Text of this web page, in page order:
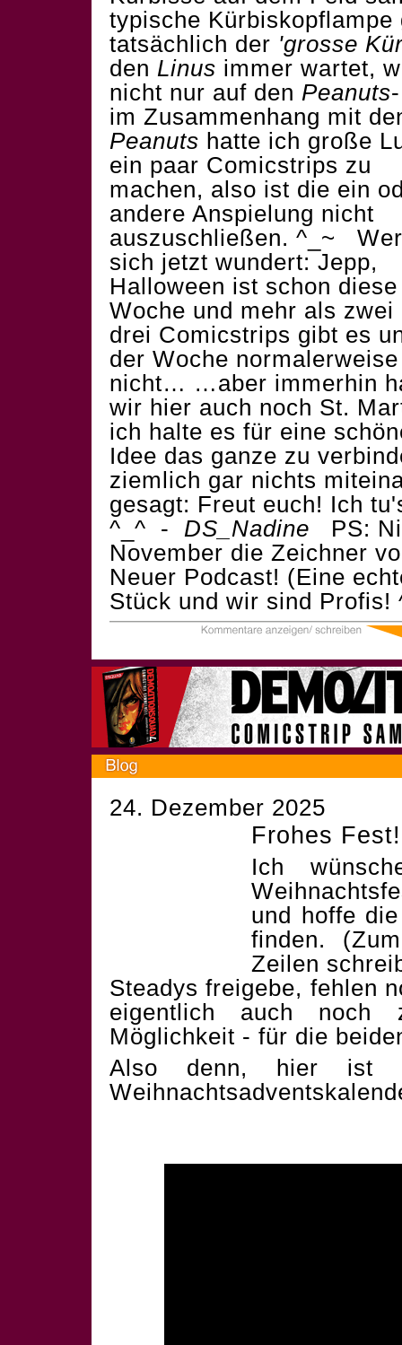
typische
tatsächlich der 'grosse
den Linus immer wartet,
nicht nur auf den Peanuts
im Zusammenhang mit
Peanuts hatte ich große
ein paar Comicstrips zu
machen, also ist die ein
andere Anspielung nicht
auszuschließen. ^_~ Wer
sich jetzt wundert: Jepp,
Halloween ist schon diese
Woche und mehr als zwei
drei Comicstrips gibt es
der Woche normalerweise
nicht… …aber immerhin
wir hier auch noch St.
ich halte es für eine
Idee das ganze zu
ziemlich gar nichts
gesagt: Freut euch! Ich
^_^ - DS_Nadine
PS:
November die Zeichner
Neuer Podcast! (Eine
Stück und wir sind Profis!
24. Dezember 2025
Frohes Fest!
Ich
und hoffe
finden.
Zeilen
Steadys freigebe, fehlen
eigentlich auch noch
Möglichkeit - für die
Also denn, hier ist